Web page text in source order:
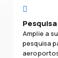
Amplie a
pesquisa